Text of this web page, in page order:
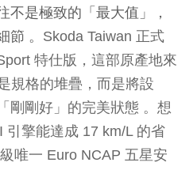
不是極致的「最大值」，
節 。 Skoda Taiwan 正式
特仕版，這部原產地來
規格的堆疊，而是將設
剛剛好」的完美狀態 。想
引擎能達成 17 km/L 的省
唯一 Euro NCAP 五星安